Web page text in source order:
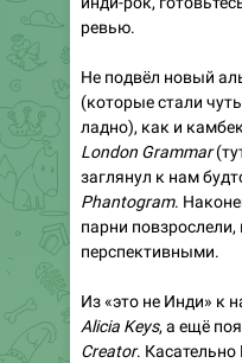
ревью.
Не подвёл новый
(которые стали
ладно), как и камбек
London Grammar
заглянул к нам
Phantogram.
парни
перспективными.
Из «это не Инди» к
Alicia Keys, а ещё
Creator.